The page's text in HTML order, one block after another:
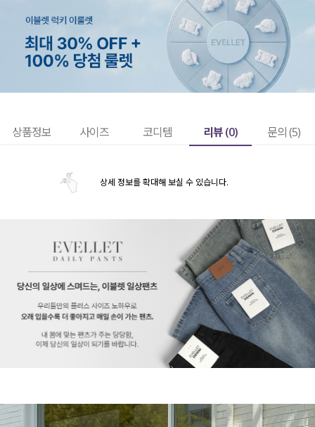
상품정보 사이즈 코디템 리뷰 (0) 문의 (5)
상세 정보를 확대해 보실 수 있습니다.